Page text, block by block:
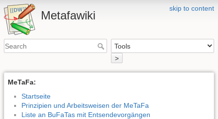
skip to content
Metafawiki
>
MeTaFa:
Startseite
Prinzipien und Arbeitsweisen der MeTaFa
Liste an BuFaTas mit Entsendevorgängen